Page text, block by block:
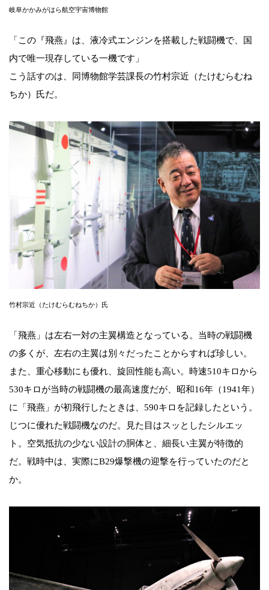
岐阜かかみがはら航空宇宙博物館
「この『飛燕』は、液冷式エンジンを搭載した戦闘機で、国
内で唯一現存している一機です」
こう話すのは、同博物館学芸課長の竹村宗近（たけむらむね
ちか）氏だ。
竹村宗近（たけむらむねちか）氏
「飛燕」は左右一対の主翼構造となっている。当時の戦闘機
の多くが、左右の主翼は別々だったことからすれば珍しい。
また、重心移動にも優れ、旋回性能も高い。時速510キロから
530キロが当時の戦闘機の最高速度だが、昭和16年（1941年）
に「飛燕」が初飛行したときは、590キロを記録したという。
じつに優れた戦闘機なのだ。見た目はスッとしたシルエッ
ト。空気抵抗の少ない設計の胴体と、細長い主翼が特徴的
だ。戦時中は、実際にB29爆撃機の迎撃を行っていたのだと
か。